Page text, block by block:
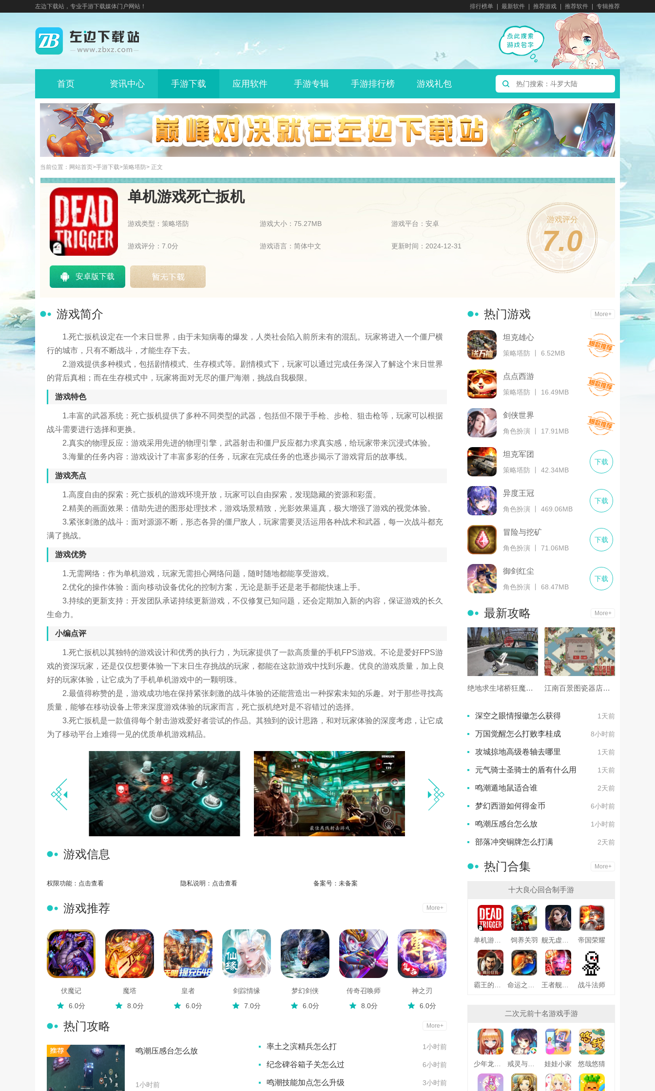
左边下载站，专业手游下载媒体门户网站！ 排行榜单 最新软件 推荐游戏 推荐软件 专辑推荐
首页 资讯中心 手游下载 应用软件 手游专辑 手游排行榜 游戏礼包
当前位置： 网站首页>手游下载>策略塔防> 正文
单机游戏死亡扳机
游戏类型：策略塔防 游戏大小：75.27MB 游戏平台：安卓
游戏评分：7.0分 游戏语言：简体中文 更新时间：2024-12-31
游戏评分
7.0
安卓版下载
游戏简介
1.死亡扳机设定在一个末日世界，由于未知病毒的爆发，人类社会陷入前所未有的混乱。玩家将进入一个僵尸横
行的城市，只有不断战斗，才能生存下去。
2.游戏提供多种模式，包括剧情模式、生存模式等。剧情模式下，玩家可以通过完成任务深入了解这个末日世界
的背后真相；而在生存模式中，玩家将面对无尽的僵尸海潮，挑战自我极限。
游戏特色
1.丰富的武器系统：死亡扳机提供了多种不同类型的武器，包括但不限于手枪、步枪、狙击枪等，玩家可以根据
战斗需要进行选择和更换。
2.真实的物理反应：游戏采用先进的物理引擎，武器射击和僵尸反应都力求真实感，给玩家带来沉浸式体验。
3.海量的任务内容：游戏设计了丰富多彩的任务，玩家在完成任务的也逐步揭示了游戏背后的故事线。
游戏亮点
1.高度自由的探索：死亡扳机的游戏环境开放，玩家可以自由探索，发现隐藏的资源和彩蛋。
2.精美的画面效果：借助先进的图形处理技术，游戏场景精致，光影效果逼真，极大增强了游戏的视觉体验。
3.紧张刺激的战斗：面对源源不断，形态各异的僵尸敌人，玩家需要灵活运用各种战术和武器，每一次战斗都充
满了挑战。
游戏优势
1.无需网络：作为单机游戏，玩家无需担心网络问题，随时随地都能享受游戏。
2.优化的操作体验：面向移动设备优化的控制方案，无论是新手还是老手都能快速上手。
3.持续的更新支持：开发团队承诺持续更新游戏，不仅修复已知问题，还会定期加入新的内容，保证游戏的长久
生命力。
小编点评
1.死亡扳机以其独特的游戏设计和优秀的执行力，为玩家提供了一款高质量的手机FPS游戏。不论是爱好FPS游
戏的资深玩家，还是仅仅想要体验一下末日生存挑战的玩家，都能在这款游戏中找到乐趣。优良的游戏质量，加上良
好的玩家体验，让它成为了手机单机游戏中的一颗明珠。
2.最值得称赞的是，游戏成功地在保持紧张刺激的战斗体验的还能营造出一种探索未知的乐趣。对于那些寻找高
质量，能够在移动设备上带来深度游戏体验的玩家而言，死亡扳机绝对是不容错过的选择。
3.死亡扳机是一款值得每个射击游戏爱好者尝试的作品。其独到的设计思路，和对玩家体验的深度考虑，让它成
为了移动平台上难得一见的优质单机游戏精品。
游戏信息
权限功能： 点击查看 隐私说明： 点击查看 备案号：未备案
游戏推荐 More+
伏魔记
6.0分
魔塔
8.0分
皇者
6.0分
剑踪情缘
7.0分
梦幻剑侠
6.0分
传奇召唤师
8.0分
神之刃
6.0分
热门攻略 More+
鸣潮压感台怎么放
1小时前
率土之滨精兵怎么打 1小时前
纪念碑谷箱子关怎么过 6小时前
鸣潮技能加点怎么升级 3小时前
热门游戏 More+
坦克雄心
策略塔防 丨 6.52MB
点点西游
策略塔防 丨 16.49MB
剑侠世界
角色扮演 丨 17.91MB
坦克军团
策略塔防 丨 42.34MB
下载
异度王冠
角色扮演 丨 469.06MB
下载
冒险与挖矿
角色扮演 丨 71.06MB
下载
御剑红尘
角色扮演 丨 68.47MB
下载
最新攻略 More+
绝地求生堵桥狂魔怎么打 江南百景图瓷器店放哪里
深空之眼情报徽怎么获得 1天前
万国觉醒怎么打败李桂成 8小时前
攻城掠地高级卷轴去哪里 1天前
元气骑士圣骑士的盾有什么用 1天前
鸣潮遁地鼠适合谁 2天前
梦幻西游如何得金币 6小时前
鸣潮压感台怎么放 1小时前
部落冲突铜牌怎么打满 2天前
热门合集 More+
十大良心回合制手游
饲养关羽 帝国荣耀
王者舰队变态版 战斗法师
二次元前十名游戏手游
娃娃小家 悠哉悠猜